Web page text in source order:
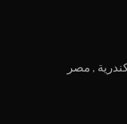
, مصر